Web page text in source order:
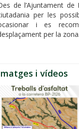
de l’Ajuntament
per les
i es
per la zona.
i vídeos